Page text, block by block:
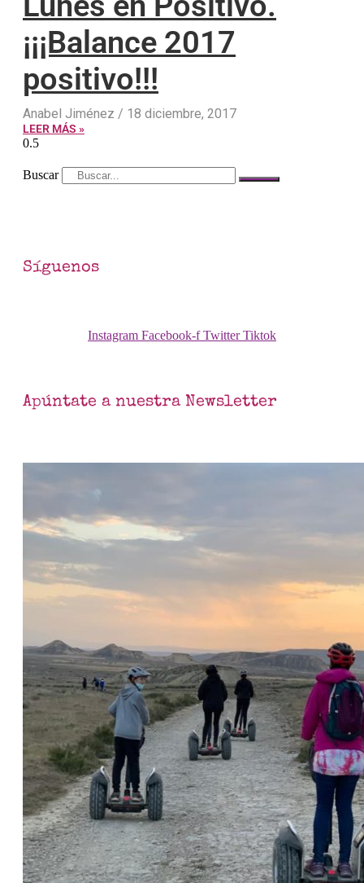
¡¡¡Balance 2017
positivo!!!
Anabel Jiménez 18 diciembre, 2017
LEER MÁS »
Buscar
Síguenos
Instagram Facebook-f Twitter Tiktok
Apúntate a nuestra Newsletter